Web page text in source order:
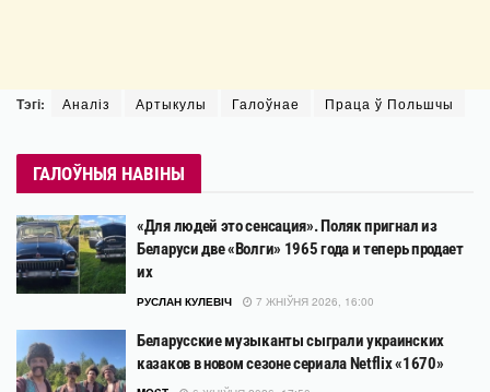
Тэгі: Аналіз Артыкулы Галоўнае Праца ў Польшчы
ГАЛОЎНЫЯ НАВІНЫ
«Для людей это сенсация». Поляк пригнал из
Беларуси две «Волги» 1965 года и теперь продает
их
РУСЛАН КУЛЕВІЧ 7 ЖНІЎНЯ 2026, 16:00
Беларусские музыканты сыграли украинских
казаков в новом сезоне сериала Netflix «1670»